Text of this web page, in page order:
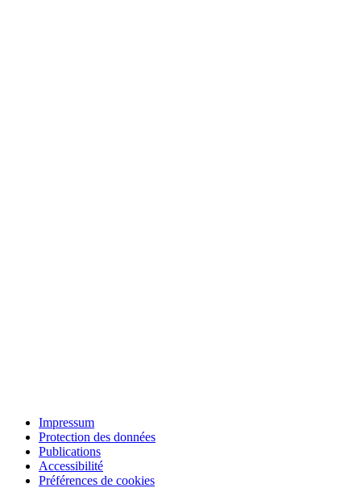
Impressum
Protection des données
Publications
Accessibilité
Préférences de cookies